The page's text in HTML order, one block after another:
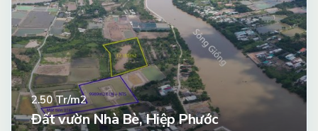
2.50Tr/m2
Đất vườn Nhà Bè, Hiệp Phước